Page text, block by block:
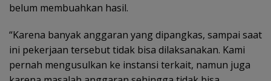
belum membuahkan hasil.
“Karena banyak anggaran yang dipangkas, sampai saat
ini pekerjaan tersebut tidak bisa dilaksanakan. Kami
pernah mengusulkan ke instansi terkait, namun juga